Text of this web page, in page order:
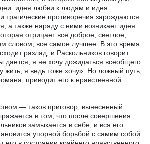
идея любви к людям и идея
трагические противоречия зарождаются
а также наряду с ними возникает идея
отрицает все доброе, светлое,
словом, все самое лучшее. В это время
разлад, и Раскольников говорит:
я не хочу дожидаться всеобщего
жить, я ведь тоже хочу». Но ложный путь,
приводит его к нравственной
— таков приговор, вынесенный
в том, что после совершения
замыкается в себе, и вся его
упорной борьбой с самим собой.